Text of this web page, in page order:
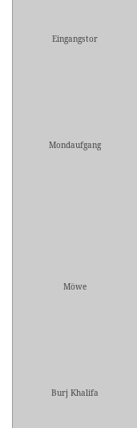
Eingangstor
Mondaufgang
Möwe
Burj Khalifa